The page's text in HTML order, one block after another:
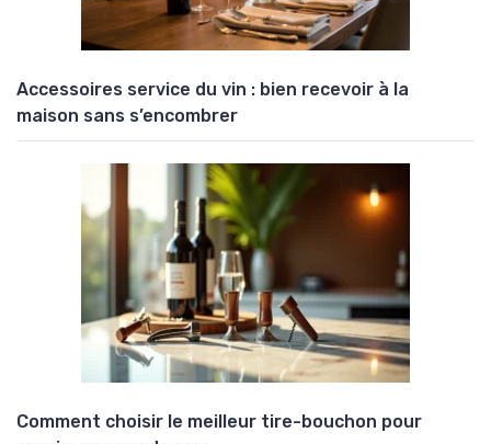
Accessoires service du vin : bien recevoir à la
maison sans s’encombrer
Comment choisir le meilleur tire-bouchon pour